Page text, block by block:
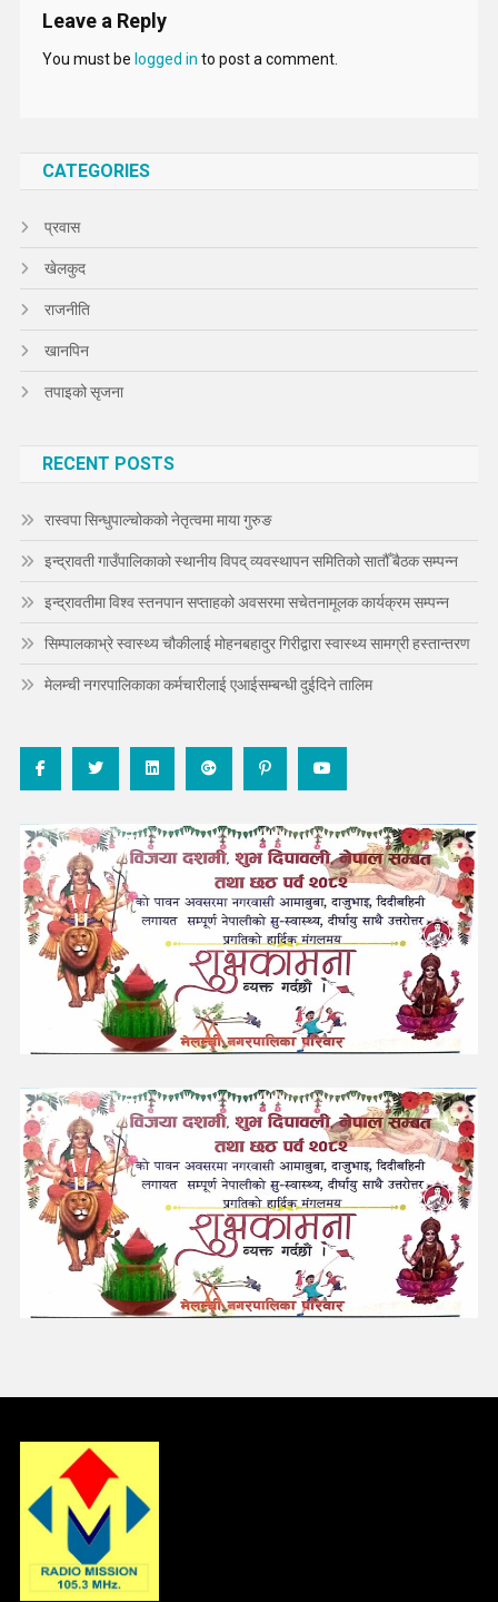
Leave a Reply
You must be logged in to post a comment.
CATEGORIES
प्रवास
खेलकुद
राजनीति
खानपिन
तपाइको सृजना
RECENT POSTS
रास्वपा सिन्धुपाल्चोकको नेतृत्वमा माया गुरुङ
इन्द्रावती गाउँपालिकाको स्थानीय विपद् व्यवस्थापन समितिको सातौँ बैठक सम्पन्न
इन्द्रावतीमा विश्व स्तनपान सप्ताहको अवसरमा सचेतनामूलक कार्यक्रम सम्पन्न
सिम्पालकाभ्रे स्वास्थ्य चौकीलाई मोहनबहादुर गिरीद्वारा स्वास्थ्य सामग्री हस्तान्तरण
मेलम्ची नगरपालिकाका कर्मचारीलाई एआईसम्बन्धी दुईदिने तालिम